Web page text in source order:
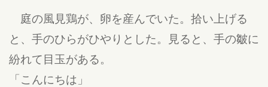
庭の風見鶏が、卵を産んでいた。拾い上げる
と、手のひらがひやりとした。見ると、手の皺に
紛れて目玉がある。
「こんにちは」